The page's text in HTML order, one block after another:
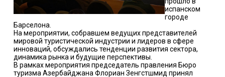
испанском
городе
Барселона.
На мероприятии, собравшем ведущих представителей
мировой туристической индустрии и лидеров в сфере
инноваций, обсуждались тенденции развития сектора,
динамика рынка и будущие перспективы.
В рамках мероприятия председатель правления Бюро
туризма Азербайджана Флориан Зенгстшмид принял